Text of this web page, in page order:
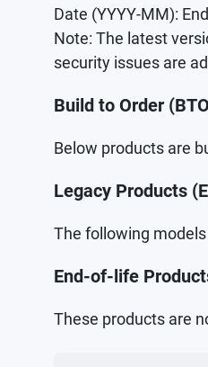
Date (YYYY-MM):
Note: The latest
security issues are
Build to Order
Below products are
Legacy Products
The following
End-of-life
These products are